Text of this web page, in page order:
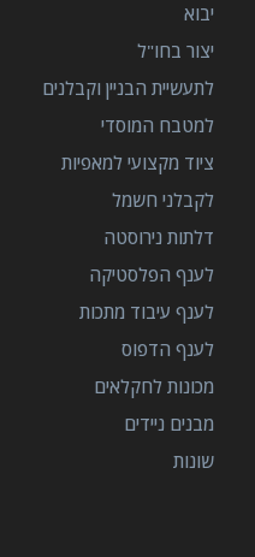
יבוא
יצור בחו"ל
לתעשיית הבניין וקבלנים
למטבח המוסדי
ציוד מקצועי למאפיות
לקבלני חשמל
דלתות נירוסטה
לענף הפלסטיקה
לענף עיבוד מתכות
לענף הדפוס
מכונות לחקלאים
מבנים ניידים
שונות